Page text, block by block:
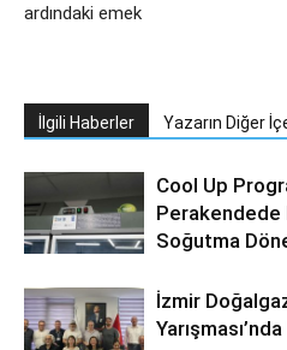
ardındaki emek
İlgili Haberler Yazarın Diğer
Cool Up
Perakendede
Soğutma
İzmir